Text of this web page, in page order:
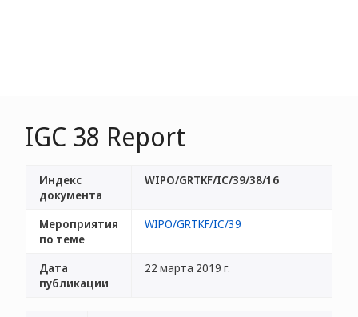
IGC 38 Report
Индекс
документа
WIPO/GRTKF/IC/39/38/16
Мероприятия
по теме
WIPO/GRTKF/IC/39
Дата
публикации
22 марта 2019 г.